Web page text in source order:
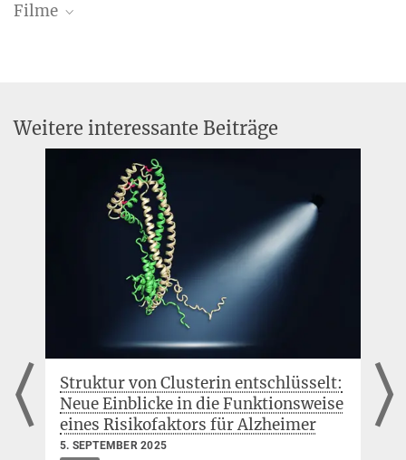
82152 Martinsried
Chaperonin-vermittelte Proteinfaltung
Prof. Dr. F.-Ulrich Hartl
Direktor
+49 89 8578-2244
office-hartl@...
MPI für Biochemie,
Am Klopferspitz 18,
82152 Martinsried
Zelluläre Biochemie
Dr. Christiane Menzfeld
Leitung Öffentlichkeitsarbeit
+49 89 8578-2824
pr@...
Filme
Weitere interessante Beiträge
Struktur von Clusterin entschlüsselt:
Neue Einblicke in die Funktionsweise
eines Risikofaktors für Alzheimer
5. SEPTEMBER 2025
den
27.